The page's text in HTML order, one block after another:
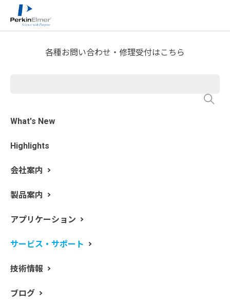
各種お問い合わせ・修理受付はこちら
What's New
Highlights
会社案内
製品案内
アプリケーション
サービス・サポート
技術情報
ブログ
ホーム
分析屋さんが言いたがらない 分析のテクニックあれこ
れ
液体試料をFTIRで測定する場合、液体気密IRセル（図